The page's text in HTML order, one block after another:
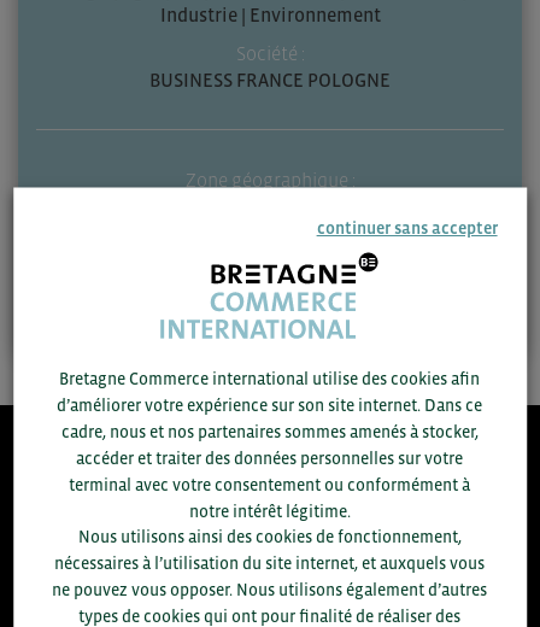
Industrie | Environnement
Société :
BUSINESS FRANCE POLOGNE
Zone géographique :
Contactez-moi
8.300
ACCOMPAGNEMENTS RÉALISÉS EN 2025
développement commercial, conseils réglementaires, réunions
d'information....
continuer sans accepter
Bretagne Commerce international utilise des cookies afin
d’améliorer votre expérience sur son site internet. Dans ce
cadre, nous et nos partenaires sommes amenés à stocker,
accéder et traiter des données personnelles sur votre
terminal avec votre consentement ou conformément à
notre intérêt légitime.
Nous utilisons ainsi des cookies de fonctionnement,
nécessaires à l’utilisation du site internet, et auxquels vous
ne pouvez vous opposer. Nous utilisons également d’autres
types de cookies qui ont pour finalité de réaliser des